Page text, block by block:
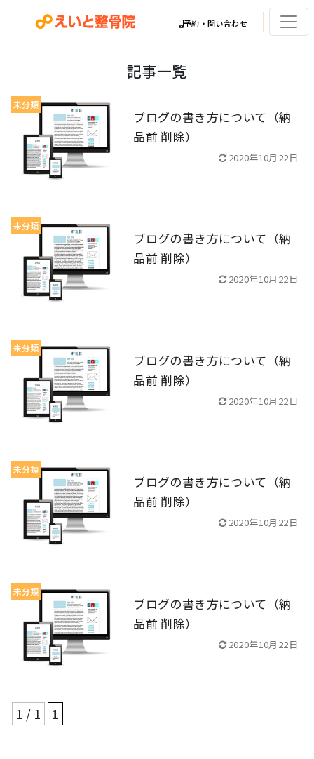
予約・問い合わせ
記事一覧
未分類
ブログの書き方について（納
品前 削除）
2020年10月22日
未分類
ブログの書き方について（納
品前 削除）
2020年10月22日
未分類
ブログの書き方について（納
品前 削除）
2020年10月22日
未分類
ブログの書き方について（納
品前 削除）
2020年10月22日
未分類
ブログの書き方について（納
品前 削除）
2020年10月22日
1 / 1 1